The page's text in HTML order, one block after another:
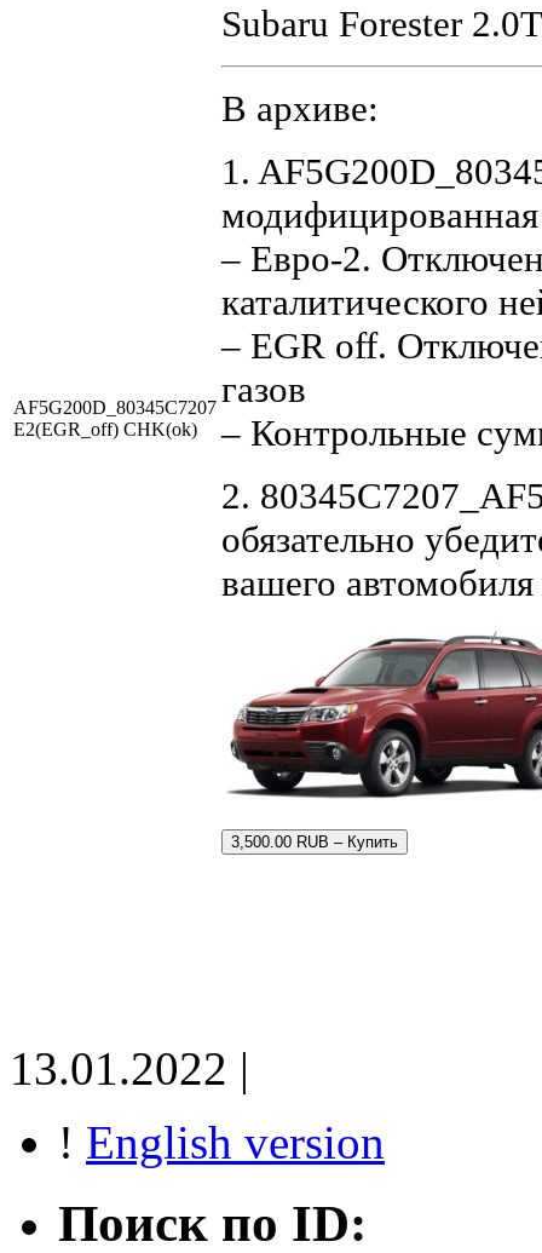
AF5G200D_80345C7207
E2(EGR_off) CHK(ok)
Subaru Forester
В архиве:
1.
– Евро-2.
каталитического
– EGR off.
газов
– Контрольные
2.
обязательно
вашего автомобиля
3,500.00 RUB – Купить
13.01.2022 |
! English version
Поиск по ID: